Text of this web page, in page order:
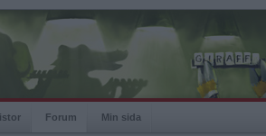
Forum Min sida